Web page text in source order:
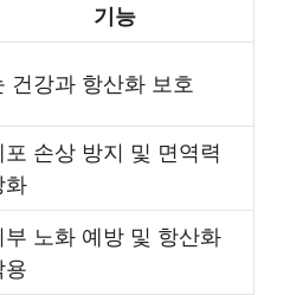
기능
건강과 항산화 보호
포 손상 방지 및 면역력
화
부 노화 예방 및 항산화
용